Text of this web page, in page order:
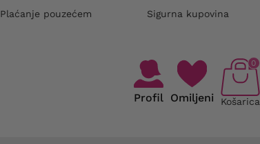
Plaćanje pouzećem Sigurna kupovina
Profil Omiljeni Košarica
0